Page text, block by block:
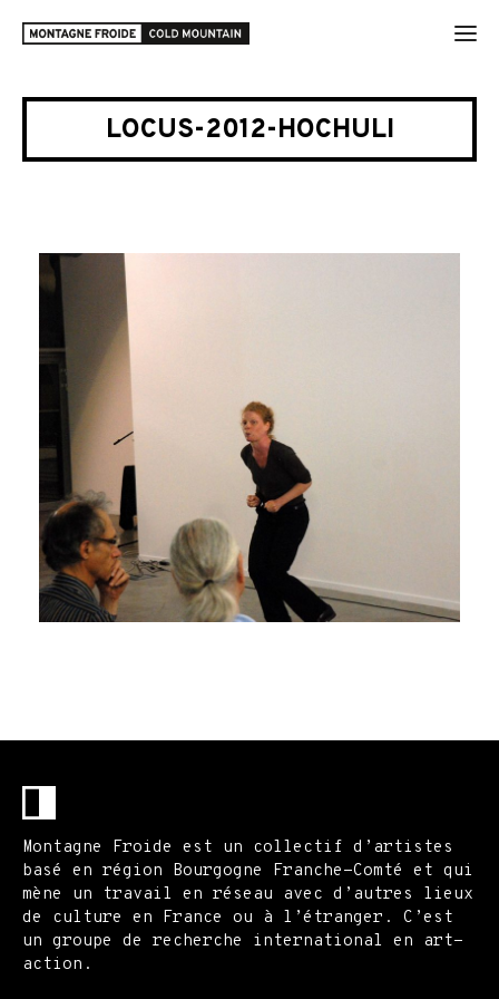
LOCUS-2012-HOCHULI
Montagne Froide est un collectif d’artistes
basé en région Bourgogne Franche-Comté et qui
mène un travail en réseau avec d’autres lieux
de culture en France ou à l’étranger. C’est
un groupe de recherche international en art-
action.